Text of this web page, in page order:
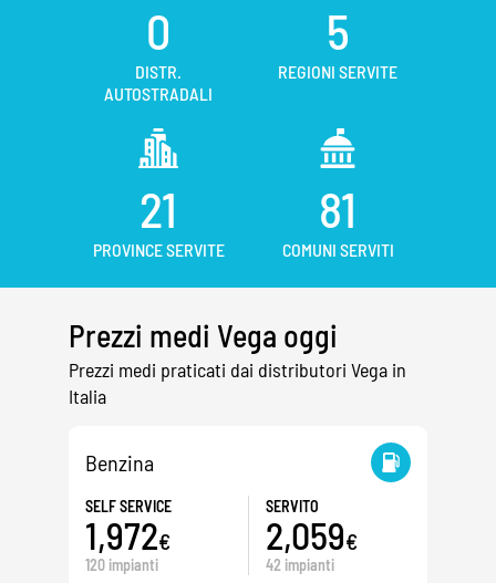
0
DISTR.
AUTOSTRADALI
5
REGIONI SERVITE
21
PROVINCE SERVITE
81
COMUNI SERVITI
Prezzi medi Vega oggi
Prezzi medi praticati dai distributori Vega in
Italia
Benzina
SELF SERVICE
1,972€
120 impianti
SERVITO
2,059€
42 impianti